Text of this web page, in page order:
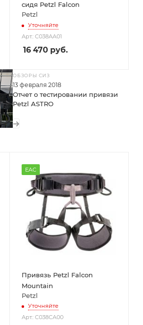
сидя Petzl Falcon
Petzl
Уточняйте
Арт.: C038AA01
16 470 руб.
ОБЗОРЫ СИЗ
13 февраля 2018
Отчет о тестировании привязи
Petzl ASTRO
EAC
Привязь Petzl Falcon
Mountain
Petzl
Уточняйте
Арт.: C038CA00